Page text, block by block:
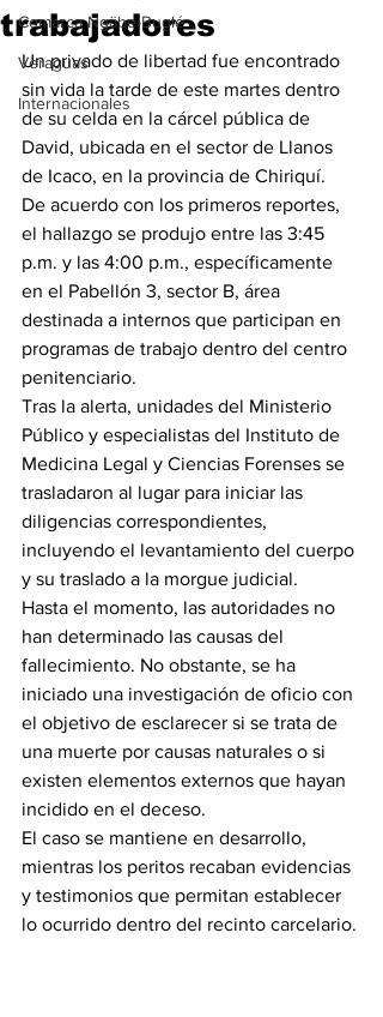
Comarca Ngäbe-Buglé
Veraguas
Internacionales
trabajadores
Un privado de libertad fue encontrado
sin vida la tarde de este martes dentro
de su celda en la cárcel pública de
David, ubicada en el sector de Llanos
de Icaco, en la provincia de Chiriquí.
De acuerdo con los primeros reportes,
el hallazgo se produjo entre las 3:45
p.m. y las 4:00 p.m., específicamente
en el Pabellón 3, sector B, área
destinada a internos que participan en
programas de trabajo dentro del centro
penitenciario.
Tras la alerta, unidades del Ministerio
Público y especialistas del Instituto de
Medicina Legal y Ciencias Forenses se
trasladaron al lugar para iniciar las
diligencias correspondientes,
incluyendo el levantamiento del cuerpo
y su traslado a la morgue judicial.
Hasta el momento, las autoridades no
han determinado las causas del
fallecimiento. No obstante, se ha
iniciado una investigación de oficio con
el objetivo de esclarecer si se trata de
una muerte por causas naturales o si
existen elementos externos que hayan
incidido en el deceso.
El caso se mantiene en desarrollo,
mientras los peritos recaban evidencias
y testimonios que permitan establecer
lo ocurrido dentro del recinto carcelario.